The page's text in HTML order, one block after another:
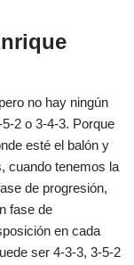
no hay ningún
2 o 3-4-3. Porque
esté el balón y
cuando tenemos la
de progresión,
fase de
en cada
ser 4-3-3, 3-5-2